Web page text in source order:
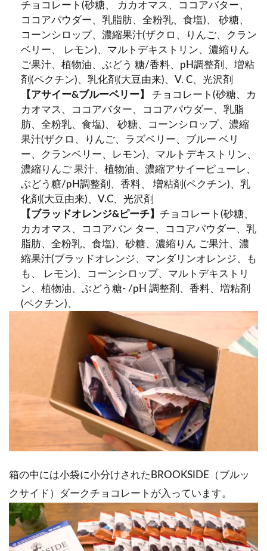
チョコレート(砂糖、 カカオマス、ココアバター、
ココアパウダー、乳脂肪、全粉乳、食塩)、 砂糖、
コーンシロップ、濃縮果汁(ザクロ、りんご、クラン
ベリー、 レモン)、マルトデキストリン、濃縮りん
ご果汁、植物油、ぶどう 糖/香料、pH調整剤、増粘
剤(ペクチン)、乳化剤(大豆由来)、V. C、光沢剤
【アサイー&ブルーベリー】
チョコレート(砂糖、カ
カオマス、ココアバター、ココアパウダー、乳脂
肪、全粉乳、食塩)、 砂糖、コーンシロップ、濃縮
果汁(ザクロ、りんご、ラズベリー、ブルー ベリ
ー、クランベリー、レモン)、マルトデキストリン、
濃縮りんご 果汁、植物油、濃縮アサイーピューレ、
ぶどう糖/pH調整剤、香料、 増粘剤(ペクチン)、乳
化剤(大豆由来)、V.C、光沢剤
【ブラッドオレンジ&ピーチ】 チョコレート(砂糖、
カカオマス、ココアバン ター、ココアパウダー、乳
脂肪、全粉乳、食塩)、砂糖、濃縮りん ご果汁、濃
縮果汁(ブラッドオレンジ、マンダリンオレンジ、も
も、 レモン)、コーンシロップ、マルトデキストリ
ン、植物油、ぶどう糖- /pH 調整剤、香料、増粘剤
(ペクチン)、
箱の中には小袋に小分けされたBROOKSIDE（ブルッ
クサイド）ダークチョコレートが入っています。